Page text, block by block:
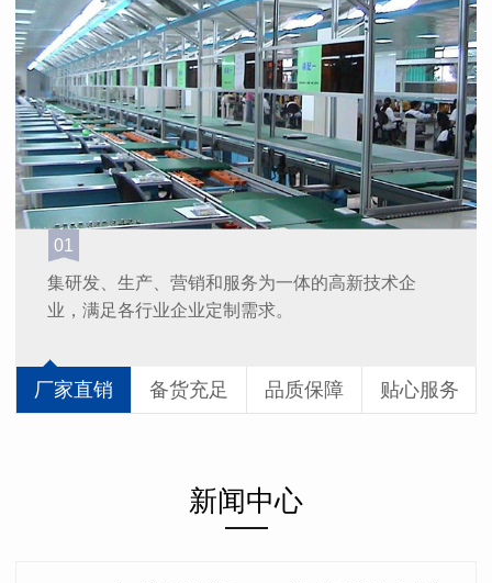
01
集研发、生产、营销和服务为一体的高新技术企
业，满足各行业企业定制需求。
厂家直销 备货充足 品质保障 贴心服务
新闻中心